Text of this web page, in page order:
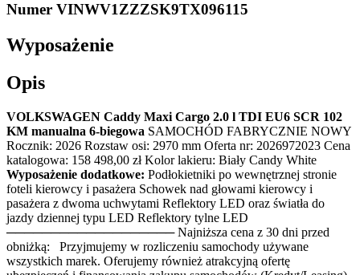
Numer VINWV1ZZZSK9TX096115
Wyposażenie
Opis
VOLKSWAGEN Caddy Maxi Cargo 2.0 l TDI EU6 SCR 102
KM manualna 6-biegowa SAMOCHÓD FABRYCZNIE NOWY
Rocznik: 2026 Rozstaw osi: 2970 mm Oferta nr: 2026972023 Cena
katalogowa: 158 498,00 zł Kolor lakieru: Biały Candy White
Wyposażenie dodatkowe: Podłokietniki po wewnętrznej stronie
foteli kierowcy i pasażera Schowek nad głowami kierowcy i
pasażera z dwoma uchwytami Reflektory LED oraz światła do
jazdy dziennej typu LED Reflektory tylne LED
─────────────────── Najniższa cena z 30 dni przed
obniżką: Przyjmujemy w rozliczeniu samochody używane
wszystkich marek. Oferujemy również atrakcyjną ofertę